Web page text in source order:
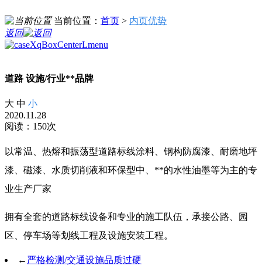
当前位置： 首页 > 内页优势
返回
道路 设施/行业**品牌
大 中 小
2020.11.28
阅读：150次
以常温、热熔和振荡型道路标线涂料、钢构防腐漆、耐磨地坪
漆、磁漆、水质切削液和环保型中、**的水性油墨等为主的专
业生产厂家
拥有全套的道路标线设备和专业的施工队伍，承接公路、园
区、停车场等划线工程及设施安装工程。
← 严格检测/交通设施品质过硬